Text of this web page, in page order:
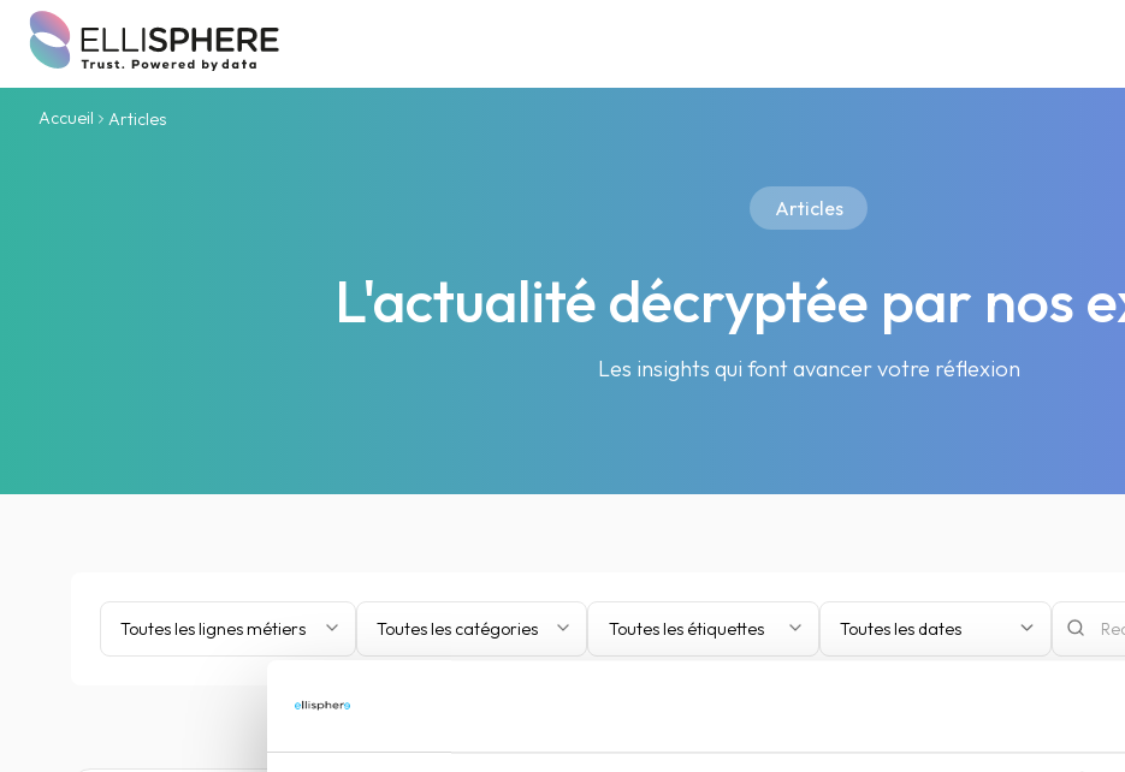
Accueil Articles
Articles
L'actualité décryptée par nos
Les insights qui font avancer votre réflexion
Toutes les lignes métiers Toutes les catégories Toutes les étiquettes Toutes les dates